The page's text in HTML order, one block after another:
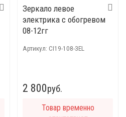
Зеркало левое
электрика с обогревом
08-12гг
Артикул: CI19-108-3EL
2 800руб.
Товар временно